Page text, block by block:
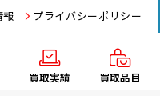
報 プライバシーポリシー
買取実績 買取品目